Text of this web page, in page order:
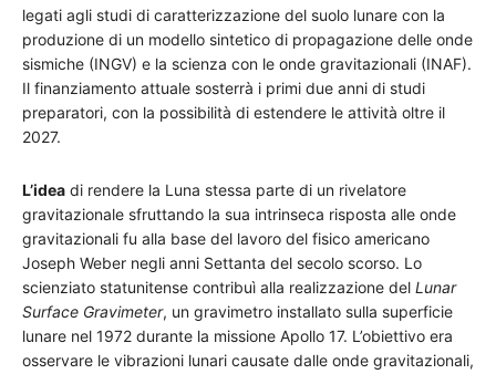
legati agli studi di caratterizzazione del suolo lunare con la
produzione di un modello sintetico di propagazione delle onde
sismiche (INGV) e la scienza con le onde gravitazionali (INAF).
Il finanziamento attuale sosterrà i primi due anni di studi
preparatori, con la possibilità di estendere le attività oltre il
2027.
L’idea di rendere la Luna stessa parte di un rivelatore
gravitazionale sfruttando la sua intrinseca risposta alle onde
gravitazionali fu alla base del lavoro del fisico americano
Joseph Weber negli anni Settanta del secolo scorso. Lo
scienziato statunitense contribuì alla realizzazione del Lunar
Surface Gravimeter, un gravimetro installato sulla superficie
lunare nel 1972 durante la missione Apollo 17. L’obiettivo era
osservare le vibrazioni lunari causate dalle onde gravitazionali,